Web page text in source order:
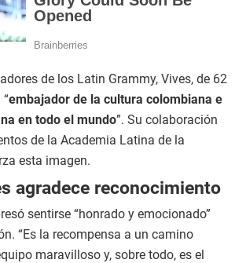
de los Latin Grammy, Vives, de 62
embajador de la cultura colombiana e
en todo el mundo”. Su colaboración
de la Academia Latina de la
esta imagen.
agradece reconocimiento
sentirse “honrado y emocionado”
“Es la recompensa a un camino
maravilloso y, sobre todo, es el